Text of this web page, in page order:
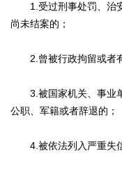
1.受过刑事处罚、治安
尚未结案的；
2.曾被行政拘留或者有
3.被国家机关、事业单
公职、军籍或者辞退的；
4.被依法列入严重失信